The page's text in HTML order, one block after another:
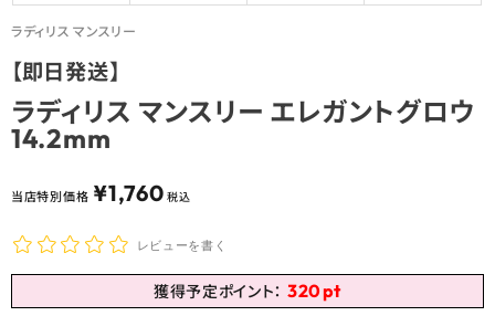
ラディリス マンスリー
【即日発送】
ラディリス マンスリー エレガントグロウ
14.2mm
当店特別価格 ¥1,760 税込
レビューを書く
獲得予定ポイント： 320pt